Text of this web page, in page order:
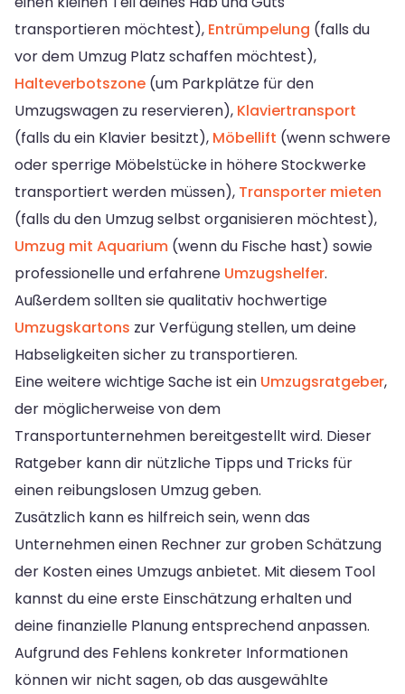
transportieren möchtest), Entrümpelung (falls du
vor dem Umzug Platz schaffen möchtest),
Halteverbotszone (um Parkplätze für den
Umzugswagen zu reservieren), Klaviertransport
(falls du ein Klavier besitzt), Möbellift (wenn schwere
oder sperrige Möbelstücke in höhere Stockwerke
transportiert werden müssen), Transporter mieten
(falls du den Umzug selbst organisieren möchtest),
Umzug mit Aquarium (wenn du Fische hast) sowie
professionelle und erfahrene Umzugshelfer.
Außerdem sollten sie qualitativ hochwertige
Umzugskartons zur Verfügung stellen, um deine
Habseligkeiten sicher zu transportieren.
Eine weitere wichtige Sache ist ein Umzugsratgeber,
der möglicherweise von dem
Transportunternehmen bereitgestellt wird. Dieser
Ratgeber kann dir nützliche Tipps und Tricks für
einen reibungslosen Umzug geben.
Zusätzlich kann es hilfreich sein, wenn das
Unternehmen einen Rechner zur groben Schätzung
der Kosten eines Umzugs anbietet. Mit diesem Tool
kannst du eine erste Einschätzung erhalten und
deine finanzielle Planung entsprechend anpassen.
Aufgrund des Fehlens konkreter Informationen
können wir nicht sagen, ob das ausgewählte